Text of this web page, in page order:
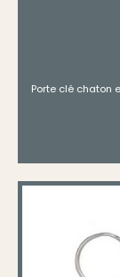
Porte clé chaton